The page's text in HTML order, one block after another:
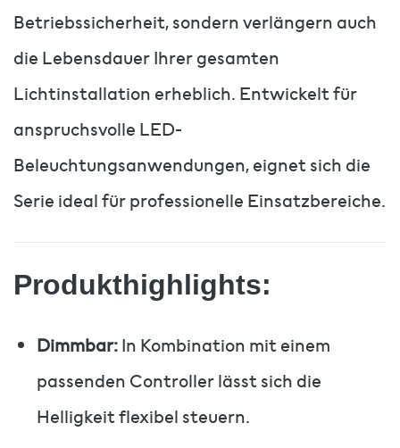
Betriebssicherheit, sondern verlängern auch
die Lebensdauer Ihrer gesamten
Lichtinstallation erheblich. Entwickelt für
anspruchsvolle LED-
Beleuchtungsanwendungen, eignet sich die
Serie ideal für professionelle Einsatzbereiche.
Produkthighlights:
Dimmbar:In Kombination mit einem
passenden Controller lässt sich die
Helligkeit flexibel steuern.